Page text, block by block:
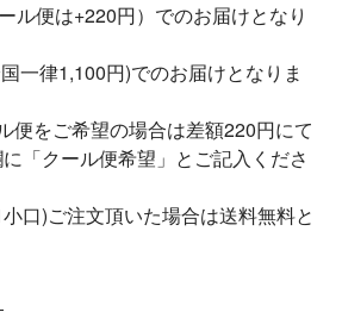
ル便は+220円）でのお届けとなり
一律1,100円)でのお届けとなりま
便をご希望の場合は差額220円にて
「クール便希望」とご記入くださ
口)ご注文頂いた場合は送料無料と